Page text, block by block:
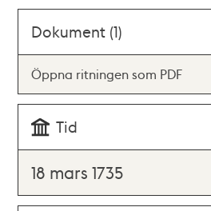
Dokument (1)
Öppna ritningen som PDF
Tid
18 mars 1735